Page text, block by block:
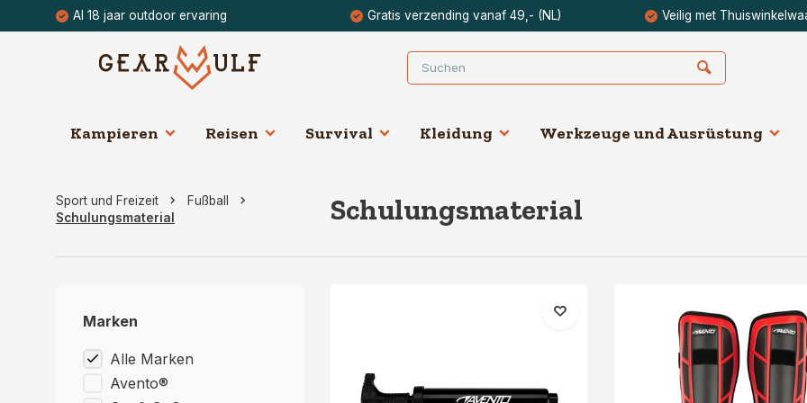
Al 18 jaar outdoor ervaring Gratis verzending vanaf 49,- (NL) Veilig met
Kampieren Reisen Survival Kleidung Werkzeuge und Ausrüstung
Sport und Freizeit
Fußball
Schulungsmaterial
Schulungsmaterial
Marken
Alle Marken
Avento®